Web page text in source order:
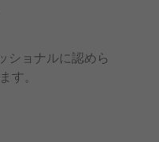
ショナルに認めら
す。